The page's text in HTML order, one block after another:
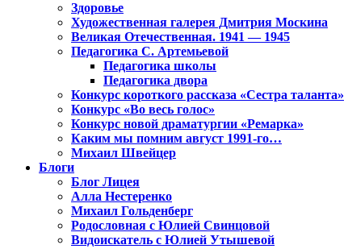
Здоровье
Художественная галерея Дмитрия Москина
Великая Отечественная. 1941 — 1945
Педагогика С. Артемьевой
Педагогика школы
Педагогика двора
Конкурс короткого рассказа «Сестра таланта»
Конкурс «Во весь голос»
Конкурс новой драматургии «Ремарка»
Каким мы помним август 1991-го…
Михаил Швейцер
Блоги
Блог Лицея
Алла Нестеренко
Михаил Гольденберг
Родословная с Юлией Свинцовой
Видоискатель с Юлией Утышевой